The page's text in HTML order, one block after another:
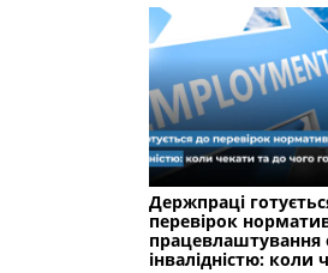
Держпраці
перевірок
працевлаштування
інвалідністю: коли